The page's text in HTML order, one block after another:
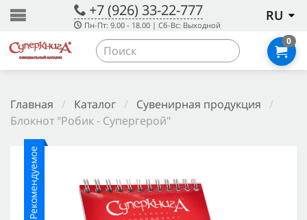
+7 (926) 33-22-777
Пн-Пт: 9.00 - 18.00 | Сб-Вс: Выходной
RU
0
Главная / Каталог / Сувенирная продукция /
Блокнот "Робик - Супергерой"
Рекомендуемое